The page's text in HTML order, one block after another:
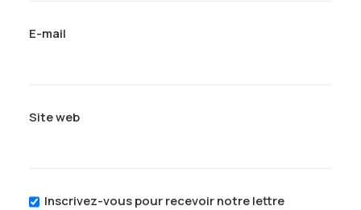
E-mail
Site web
Inscrivez-vous pour recevoir notre lettre